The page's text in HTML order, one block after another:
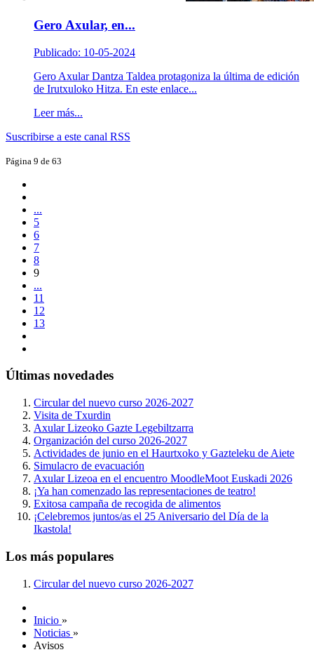
Gero Axular, en...
Publicado: 10-05-2024
Gero Axular Dantza Taldea protagoniza la última de edición
de Irutxuloko Hitza. En este enlace...
Leer más...
Suscribirse a este canal RSS
Página 9 de 63
...
5
6
7
8
9
...
11
12
13
Últimas novedades
Circular del nuevo curso 2026-2027
Visita de Txurdin
Axular Lizeoko Gazte Legebiltzarra
Organización del curso 2026-2027
Actividades de junio en el Haurtxoko y Gazteleku de Aiete
Simulacro de evacuación
Axular Lizeoa en el encuentro MoodleMoot Euskadi 2026
¡Ya han comenzado las representaciones de teatro!
Exitosa campaña de recogida de alimentos
¡Celebremos juntos/as el 25 Aniversario del Día de la
Ikastola!
Los más populares
Circular del nuevo curso 2026-2027
Inicio »
Noticias »
Avisos